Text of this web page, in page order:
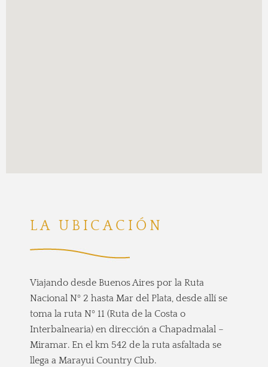
LA UBICACIÓN
Viajando desde Buenos Aires por la Ruta
Nacional Nº 2 hasta Mar del Plata, desde allí se
toma la ruta Nº 11 (Ruta de la Costa o
Interbalnearia) en dirección a Chapadmalal –
Miramar. En el km 542 de la ruta asfaltada se
llega a Marayui Country Club.